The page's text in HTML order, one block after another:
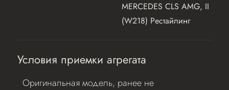
MERCEDES CLS AMG, II
(W218) Рестайлинг
Условия приемки агрегата
Оригинальная модель, ранее не